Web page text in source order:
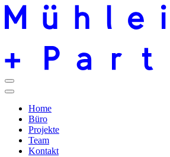
Home
Büro
Projekte
Team
Kontakt